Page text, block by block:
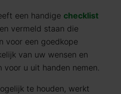
een handige checklist
vermeld staan die
voor een goedkope
van uw wensen en
voor u uit handen nemen.
te houden, werkt